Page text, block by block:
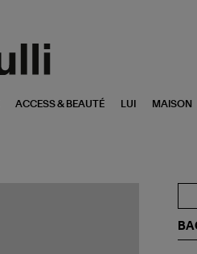
ACCESS & BEAUTÉ LUI MAISON